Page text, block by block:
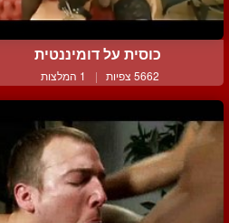
כוסית על דומיננטית
5662 צפיות | 1 המלצות